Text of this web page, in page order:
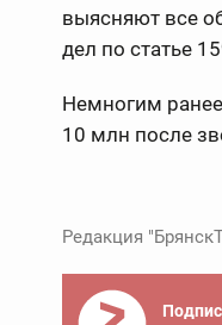
выясняют все
дел по статье
Немногим
10 млн после
Редакция